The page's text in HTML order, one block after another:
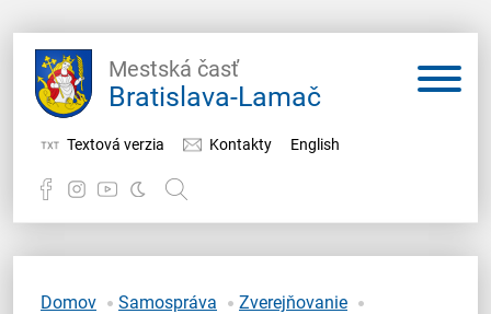
Mestská časť
Bratislava-Lamač
Textová verzia Kontakty English
Samospráva
Domov Samospráva
Zverejňovanie